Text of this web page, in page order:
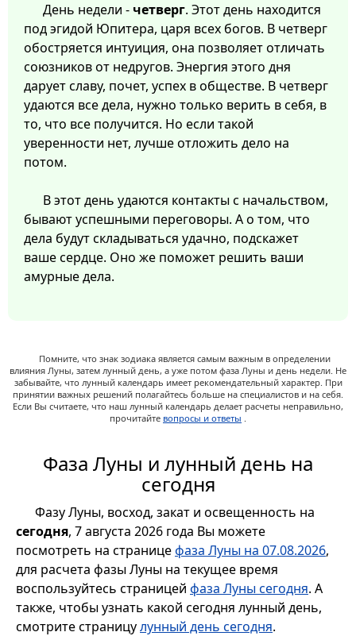
День недели - четверг. Этот день находится
под эгидой Юпитера, царя всех богов. В четверг
обостряется интуиция, она позволяет отличать
союзников от недругов. Энергия этого дня
дарует славу, почет, успех в обществе. В четверг
удаются все дела, нужно только верить в себя, в
то, что все получится. Но если такой
уверенности нет, лучше отложить дело на
потом.
В этот день удаются контакты с начальством,
бывают успешными переговоры. А о том, что
дела будут складываться удачно, подскажет
ваше сердце. Оно же поможет решить ваши
амурные дела.
Помните, что знак зодиака является самым важным в определении
влияния Луны, затем лунный день, а уже потом фаза Луны и день недели. Не
забывайте, что лунный календарь имеет рекомендательный характер. При
принятии важных решений полагайтесь больше на специалистов и на себя.
Если Вы считаете, что наш лунный календарь делает расчеты неправильно,
прочитайте вопросы и ответы .
Фаза Луны и лунный день на
сегодня
Фазу Луны, восход, закат и освещенность на
сегодня, 7 августа 2026 года Вы можете
посмотреть на страницефаза Луны на 07.08.2026,
для расчета фазы Луны на текущее время
воспользуйтесь страницей фаза Луны сегодня. А
также, чтобы узнать какой сегодня лунный день,
смотрите страницулунный день сегодня.